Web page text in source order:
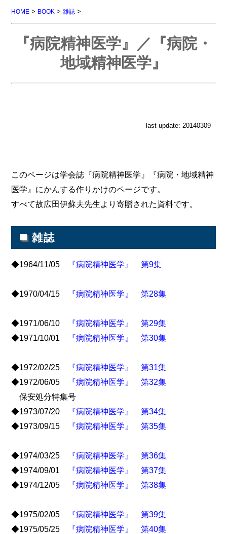
HOME > BOOK >雑誌 >
『病院精神医学』／『病院・
地域精神医学』
last update: 20140309
このページは学会誌『病院精神医学』『病院・地域精神
医学』にかんする作りかけのページです。
すべて故広田伊蘇夫先生より寄贈された資料です。
■ 雑誌
◆1964/11/05 『病院精神医学』 第9集
◆1970/04/15 『病院精神医学』 第28集
◆1971/06/10
『病院精神医学』 第29集
◆1971/10/01
『病院精神医学』 第30集
◆1972/02/25
『病院精神医学』 第31集
◆1972/06/05
『病院精神医学』 第32集
保安処分特集号
◆1973/07/20
『病院精神医学』 第34集
◆1973/09/15
『病院精神医学』 第35集
◆1974/03/25
『病院精神医学』 第36集
◆1974/09/01
『病院精神医学』 第37集
◆1974/12/05
『病院精神医学』 第38集
◆1975/02/05
『病院精神医学』 第39集
◆1975/05/25
『病院精神医学』 第40集